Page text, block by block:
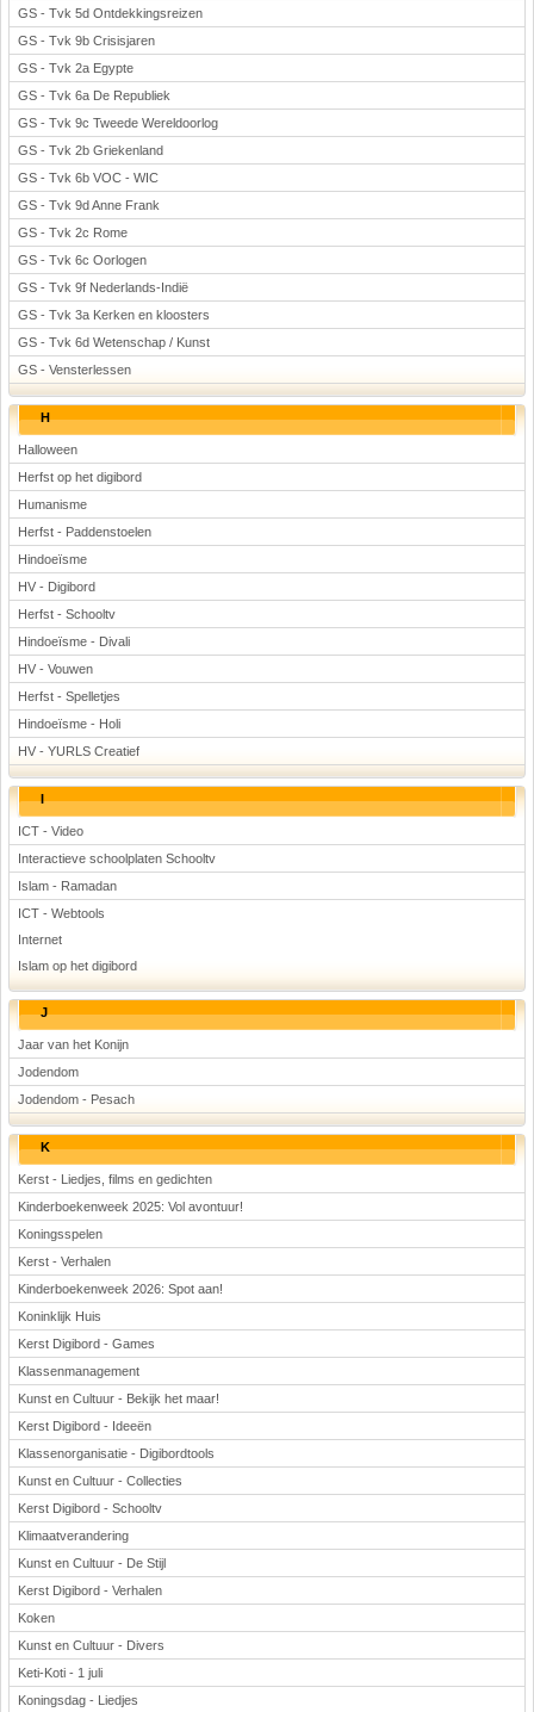
GS - Tvk 5d Ontdekkingsreizen
GS - Tvk 9b Crisisjaren
GS - Tvk 2a Egypte
GS - Tvk 6a De Republiek
GS - Tvk 9c Tweede Wereldoorlog
GS - Tvk 2b Griekenland
GS - Tvk 6b VOC - WIC
GS - Tvk 9d Anne Frank
GS - Tvk 2c Rome
GS - Tvk 6c Oorlogen
GS - Tvk 9f Nederlands-Indië
GS - Tvk 3a Kerken en kloosters
GS - Tvk 6d Wetenschap / Kunst
GS - Vensterlessen
H
Halloween
Herfst op het digibord
Humanisme
Herfst - Paddenstoelen
Hindoeïsme
HV - Digibord
Herfst - Schooltv
Hindoeïsme - Divali
HV - Vouwen
Herfst - Spelletjes
Hindoeïsme - Holi
HV - YURLS Creatief
I
ICT - Video
Interactieve schoolplaten Schooltv
Islam - Ramadan
ICT - Webtools
Internet
Islam op het digibord
J
Jaar van het Konijn
Jodendom
Jodendom - Pesach
K
Kerst - Liedjes, films en gedichten
Kinderboekenweek 2025: Vol avontuur!
Koningsspelen
Kerst - Verhalen
Kinderboekenweek 2026: Spot aan!
Koninklijk Huis
Kerst Digibord - Games
Klassenmanagement
Kunst en Cultuur - Bekijk het maar!
Kerst Digibord - Ideeën
Klassenorganisatie - Digibordtools
Kunst en Cultuur - Collecties
Kerst Digibord - Schooltv
Klimaatverandering
Kunst en Cultuur - De Stijl
Kerst Digibord - Verhalen
Koken
Kunst en Cultuur - Divers
Keti-Koti - 1 juli
Koningsdag - Liedjes